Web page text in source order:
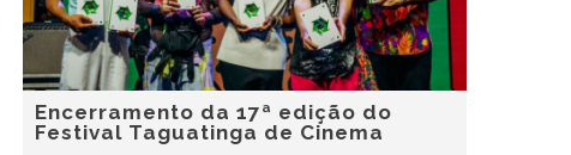
Encerramento da 17ª edição do
Festival Taguatinga de Cinema